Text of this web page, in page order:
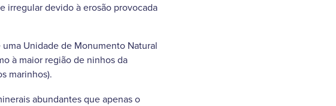
irregular devido à erosão provocada
Unidade de Monumento Natural
à maior região de ninhos da
marinhos).
abundantes que apenas o